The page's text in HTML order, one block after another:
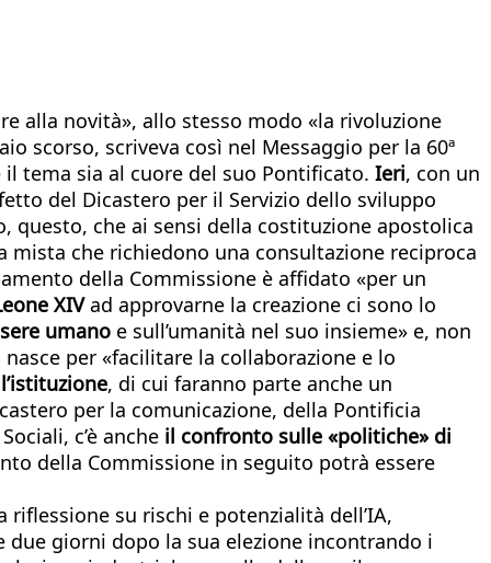
alla novità», allo stesso modo «la rivoluzione
scorso, scriveva così nel Messaggio per la 60ª
tema sia al cuore del suo Pontificato. Ieri, con un
del Dicastero per il Servizio dello sviluppo
questo, che ai sensi della costituzione apostolica
che richiedono una consultazione reciproca
della Commissione è affidato «per un
XIVad approvarne la creazione ci sono lo
umano e sull’umanità nel suo insieme» e, non
per «facilitare la collaborazione e lo
, di cui faranno parte anche un
per la comunicazione, della Pontificia
c’è anche il confronto sulle «politiche» di
della Commissione in seguito potrà essere
su rischi e potenzialità dell’IA,
giorni dopo la sua elezione incontrando i